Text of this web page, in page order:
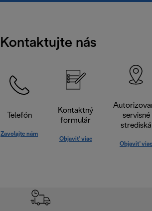
Kontaktujte nás
Telefón
Zavolajte nám
Kontaktný
formulár
Objaviť viac
servisné
strediská
Objaviť viac